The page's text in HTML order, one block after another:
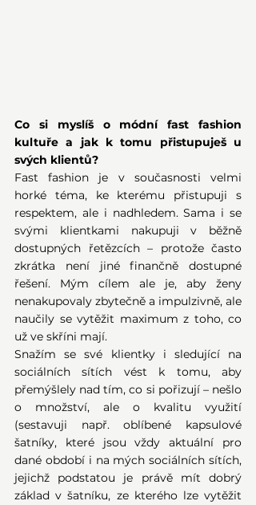
Co si myslíš o módní fast fashion
kultuře a jak k tomu přistupuješ u
svých klientů?
Fast fashion je v současnosti velmi
horké téma, ke kterému přistupuji s
respektem, ale i nadhledem. Sama i se
svými klientkami nakupuji v běžně
dostupných řetězcích – protože často
zkrátka není jiné finančně dostupné
řešení. Mým cílem ale je, aby ženy
nenakupovaly zbytečně a impulzivně, ale
naučily se vytěžit maximum z toho, co
už ve skříni mají.
Snažím se své klientky i sledující na
sociálních sítích vést k tomu, aby
přemýšlely nad tím, co si pořizují – nešlo
o množství, ale o kvalitu využití
(sestavuji např. oblíbené kapsulové
šatníky, které jsou vždy aktuální pro
dané období i na mých sociálních sítích,
jejichž podstatou je právě mít dobrý
základ v šatníku, ze kterého lze vytěžit